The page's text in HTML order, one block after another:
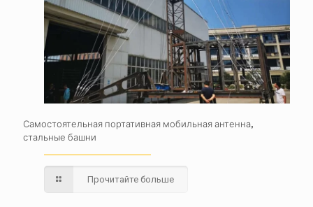
Самостоятельная портативная мобильная антенна,
стальные башни
Прочитайте больше